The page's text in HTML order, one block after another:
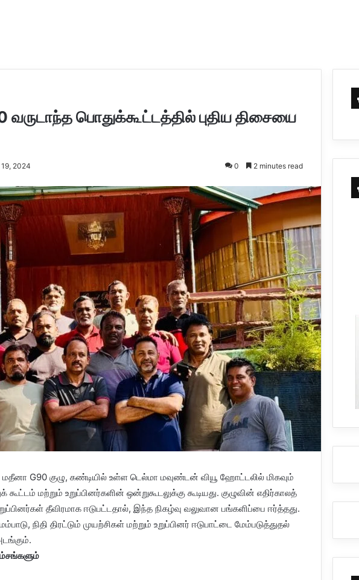
பொதுக்கூட்டத்தில் புதிய திசையை
2024 0 2 minutes read
G90 குழு, கண்டியில் உள்ள டெல்மா மவுண்டன் வியூ ஹோட்டலில் மிகவும்
கூட்டம் மற்றும் உறுப்பினர்களின் ஒன்றுகூடலுக்கு கூடியது. குழுவின் எதிர்காலத்
தீவிரமாக ஈடுபட்டதால், இந்த நிகழ்வு வலுவான பங்களிப்பை ஈர்த்தது.
நிதி திரட்டும் முயற்சிகள் மற்றும் உறுப்பினர் ஈடுபாட்டை மேம்படுத்துதல்